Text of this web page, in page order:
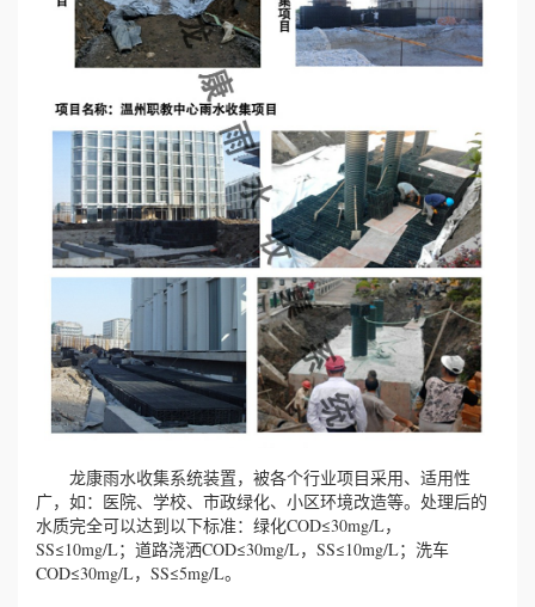
龙康雨水收集系统装置，被各个行业项目采用、适用性
广，如：医院、学校、市政绿化、小区环境改造等。处理后的
水质完全可以达到以下标准：绿化COD≤30mg/L，
SS≤10mg/L；道路浇洒COD≤30mg/L，SS≤10mg/L；洗车
COD≤30mg/L，SS≤5mg/L。